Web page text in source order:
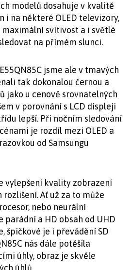
modelů dosahuje v kvalitě
i na některé OLED televizory,
svítivost a i světlé
na přímém slunci.
jsme ale v tmavých
tak dokonalou černou a
jako u cenově srovnatelných
v porovnání s LCD displeji
lepší. Při nočním sledování
je rozdíl mezi OLED a
od Samsungu
vylepšení kvality zobrazení
Ať už za to může
nebo neurální
parádní a HD obsah od UHD
špičkové je i převádění SD
nás dále potěšila
úhly, obraz je skvěle
úhlů.